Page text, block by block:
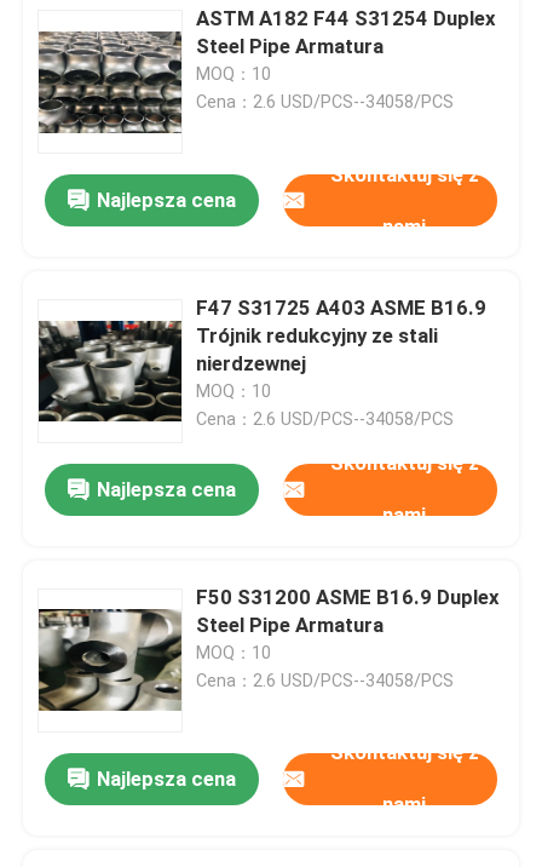
Produkty
O nas
Wycieczka po fabryce
ASTM A182 F44 S31254 Duplex
Steel Pipe Armatura
MOQ：10
Cena：2.6 USD/PCS--34058/PCS
Najlepsza cena
Skontaktuj się z
nami
F47 S31725 A403 ASME B16.9
Trójnik redukcyjny ze stali
nierdzewnej
MOQ：10
Cena：2.6 USD/PCS--34058/PCS
Najlepsza cena
Skontaktuj się z
nami
F50 S31200 ASME B16.9 Duplex
Steel Pipe Armatura
MOQ：10
Cena：2.6 USD/PCS--34058/PCS
Najlepsza cena
Skontaktuj się z
nami